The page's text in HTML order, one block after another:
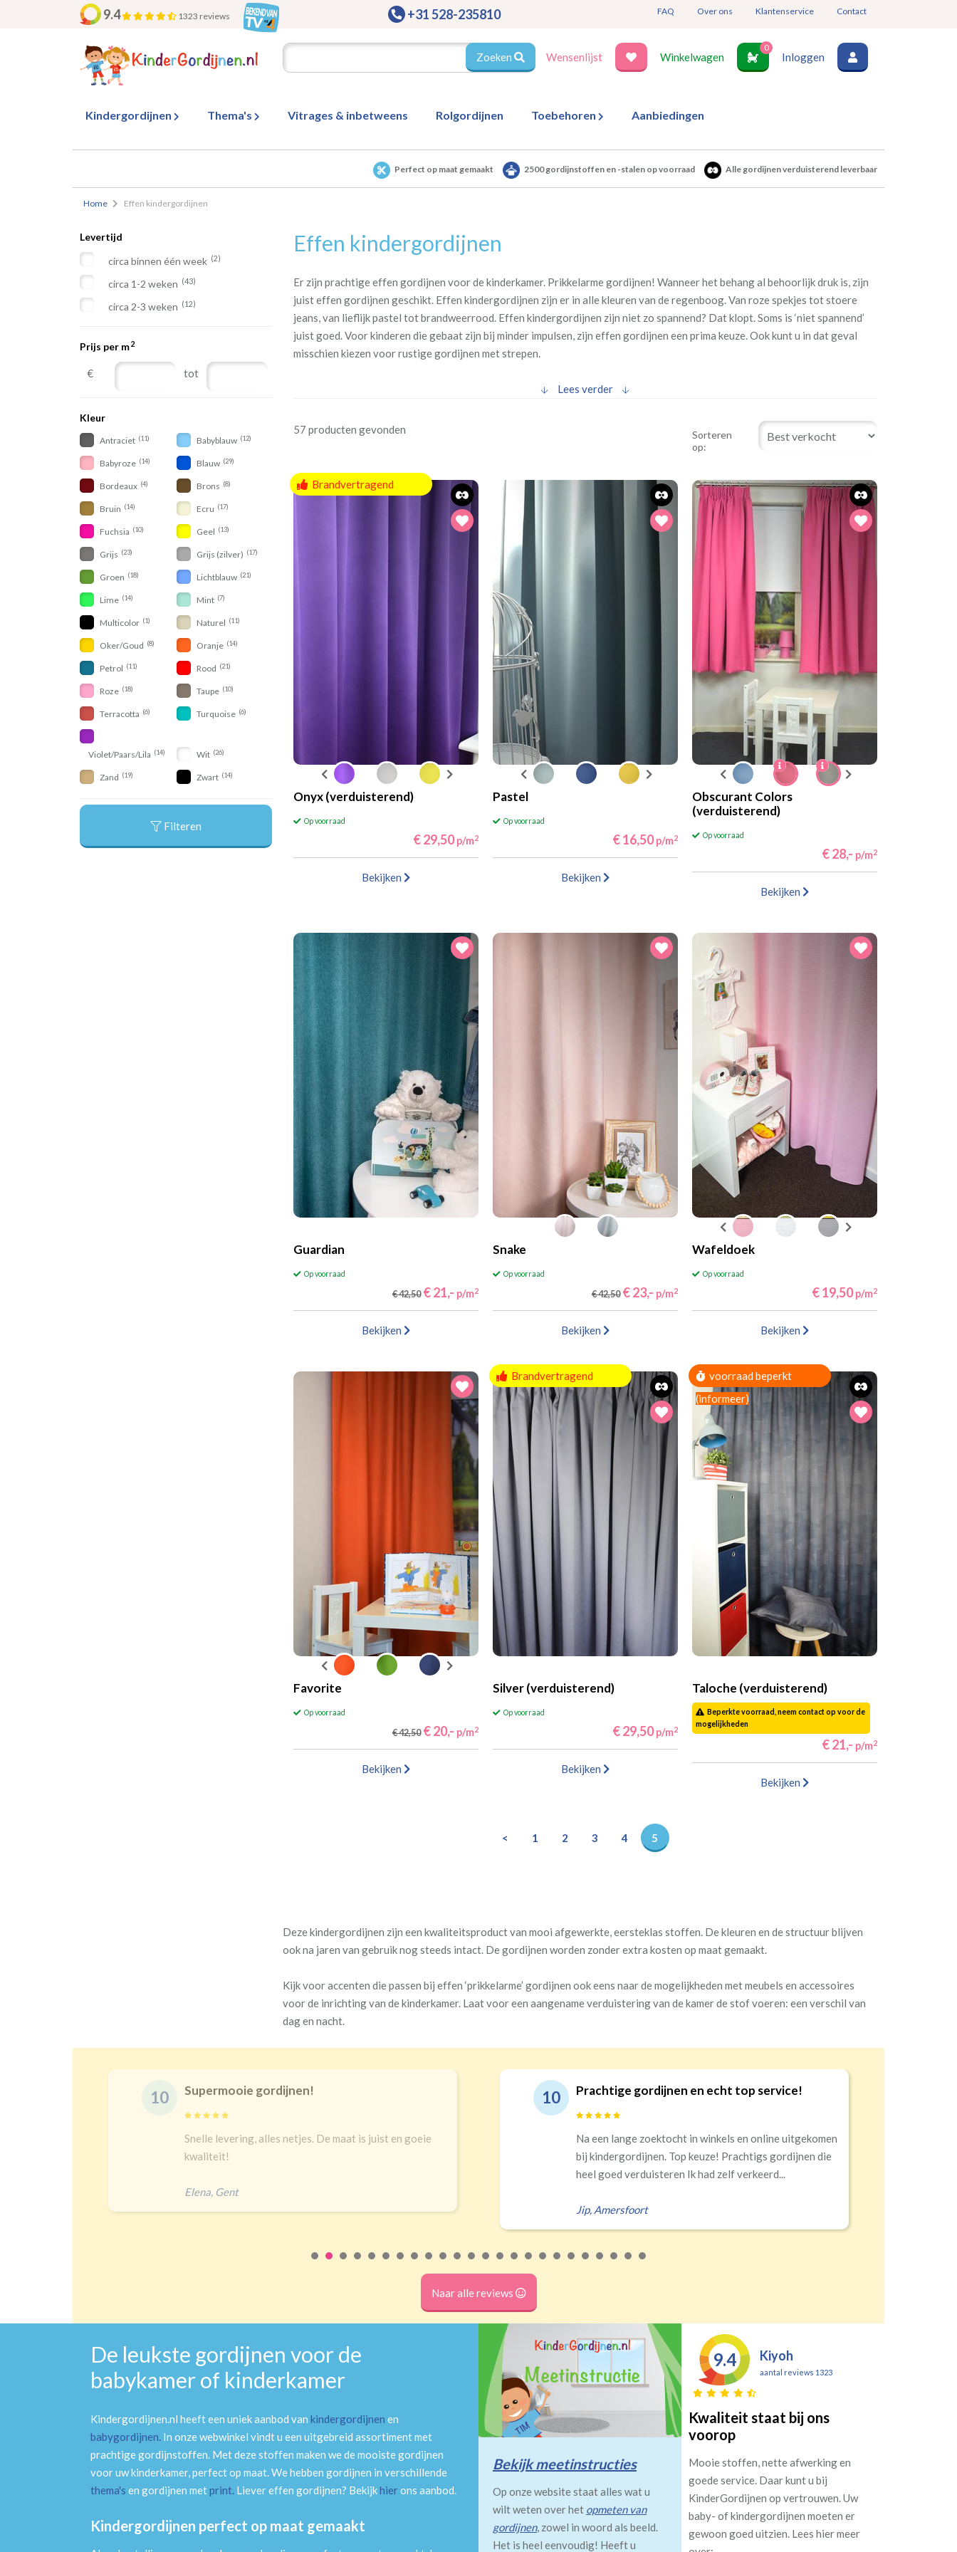
9.4 1323 reviews +31 528-235810 FAQ Over ons Klantenservice Contact
Zoeken Wensenlijst Winkelwagen
0
Inloggen
Kindergordijnen Thema's Vitrages & inbetweens Rolgordijnen Toebehoren Aanbiedingen
Perfect op maat gemaakt 2500 gordijnstoffen en -stalen op voorraad Alle gordijnen verduisterend leverbaar
Home Effen kindergordijnen
Levertijd
circa binnen één week (2)
circa 1-2 weken (43)
circa 2-3 weken (12)
Prijs per m2
€ tot
Kleur
Antraciet (11) Babyblauw (12)
Babyroze (14) Blauw (29)
Bordeaux (4) Brons (8)
Bruin (14) Ecru (17)
Fuchsia (10) Geel (13)
Grijs (23) Grijs (zilver) (17)
Groen (18) Lichtblauw (21)
Lime (14) Mint (7)
Multicolor (1) Naturel (11)
Oker/Goud (8) Oranje (14)
Petrol (11) Rood (21)
Roze (18) Taupe (10)
Terracotta (6) Turquoise (6)
Violet/Paars/Lila (14) Wit (26)
Zand (19) Zwart (14)
Filteren
Effen kindergordijnen
Er zijn prachtige effen gordijnen voor de kinderkamer. Prikkelarme gordijnen! Wanneer het behang al behoorlijk druk is, zijn
juist effen gordijnen geschikt. Effen kindergordijnen zijn er in alle kleuren van de regenboog. Van roze spekjes tot stoere
jeans, van lieflijk pastel tot brandweerrood. Effen kindergordijnen zijn niet zo spannend? Dat klopt. Soms is ‘niet spannend’
juist goed. Voor kinderen die gebaat zijn bij minder impulsen, zijn effen gordijnen een prima keuze. Ook kunt u in dat geval
misschien kiezen voor rustige gordijnen met strepen.
Lees verder
57 producten gevonden
Sorteren
op:
Brandvertragend
Onyx (verduisterend)
Op voorraad
€ 29,50 p/m2
Bekijken
Pastel
Op voorraad
€ 16,50 p/m2
Bekijken
Obscurant Colors
(verduisterend)
Op voorraad
€ 28,- p/m2
Bekijken
Guardian
Op voorraad
€ 42,50 € 21,- p/m2
Bekijken
Snake
Op voorraad
€ 42,50 € 23,- p/m2
Bekijken
Wafeldoek
Op voorraad
€ 19,50 p/m2
Bekijken
Favorite
Op voorraad
€ 42,50 € 20,- p/m2
Bekijken
Brandvertragend
Silver (verduisterend)
Op voorraad
€ 29,50 p/m2
Bekijken
voorraad beperkt
(informeer)
Taloche (verduisterend)
Beperkte voorraad, neem contact op voor de
mogelijkheden
€ 21,- p/m2
Bekijken
< 1 2 3 4 5
Deze kindergordijnen zijn een kwaliteitsproduct van mooi afgewerkte, eersteklas stoffen. De kleuren en de structuur blijven
ook na jaren van gebruik nog steeds intact. De gordijnen worden zonder extra kosten op maat gemaakt.
Kijk voor accenten die passen bij effen ‘prikkelarme’ gordijnen ook eens naar de mogelijkheden met meubels en accessoires
voor de inrichting van de kinderkamer. Laat voor een aangename verduistering van de kamer de stof voeren: een verschil van
dag en nacht.
10 Prachtige gordijnen en echt top service!
Na een lange zoektocht in winkels en online uitgekomen
bij kindergordijnen. Top keuze! Prachtigs gordijnen die
Jip,Amersfoort
9 Goede kwaliteit en service!
Snelle levering, alles netjes aangekomen
Erald,Zeist
Naar alle reviews
De leukste gordijnen voor de
babykamer of kinderkamer
Kindergordijnen.nl heeft een uniek aanbod van kindergordijnen en
babygordijnen. In onze webwinkel vindt u een uitgebreid assortiment met
prachtige gordijnstoffen. Met deze stoffen maken we de mooiste gordijnen
voor uw kinderkamer, perfect op maat. We hebben gordijnen in verschillende
thema's en gordijnen metprint. Liever effen gordijnen? Bekijkhierons aanbod.
Kindergordijnen perfect op maat gemaakt
Bekijk meetinstructies
Op onze website staat alles wat u
wilt weten over het opmeten van
gordijnen, zowel in woord als beeld.
Het is heel eenvoudig! Heeft u
9.4 Kiyoh
aantal reviews 1323
Kwaliteit staat bij ons
voorop
Mooie stoffen, nette afwerking en
goede service. Daar kunt u bij
KinderGordijnen op vertrouwen. Uw
baby- of kindergordijnen moeten er
gewoon goed uitzien. Lees hier meer